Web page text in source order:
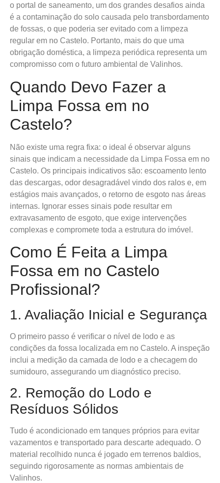
o portal de saneamento, um dos grandes desafios ainda
é a contaminação do solo causada pelo transbordamento
de fossas, o que poderia ser evitado com a limpeza
regular em no Castelo. Portanto, mais do que uma
obrigação doméstica, a limpeza periódica representa um
compromisso com o futuro ambiental de Valinhos.
Quando Devo Fazer a
Limpa Fossa em no
Castelo?
Não existe uma regra fixa: o ideal é observar alguns
sinais que indicam a necessidade da Limpa Fossa em no
Castelo. Os principais indicativos são: escoamento lento
das descargas, odor desagradável vindo dos ralos e, em
estágios mais avançados, o retorno de esgoto nas áreas
internas. Ignorar esses sinais pode resultar em
extravasamento de esgoto, que exige intervenções
complexas e compromete toda a estrutura do imóvel.
Como É Feita a Limpa
Fossa em no Castelo
Profissional?
1. Avaliação Inicial e Segurança
O primeiro passo é verificar o nível de lodo e as
condições da fossa localizada em no Castelo. A inspeção
inclui a medição da camada de lodo e a checagem do
sumidouro, assegurando um diagnóstico preciso.
2. Remoção do Lodo e
Resíduos Sólidos
Tudo é acondicionado em tanques próprios para evitar
vazamentos e transportado para descarte adequado. O
material recolhido nunca é jogado em terrenos baldios,
seguindo rigorosamente as normas ambientais de
Valinhos.